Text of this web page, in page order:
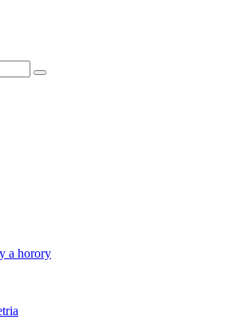
a horory